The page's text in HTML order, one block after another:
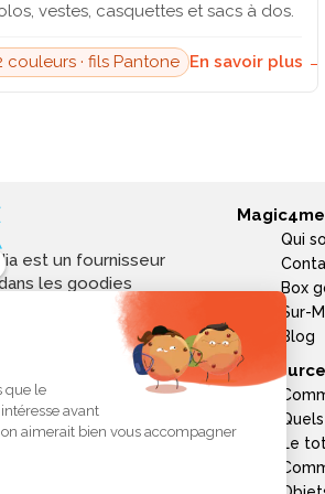
vestes, casquettes et sacs à dos.
couleurs · fils Pantone En savoir plus →
est un fournisseur
les goodies
et objets publicitaires
Nous
des produits utiles,
et responsables pour
image de marque,
actions de
et réussir vos
Qui
Box
Sur-
Blog
Le